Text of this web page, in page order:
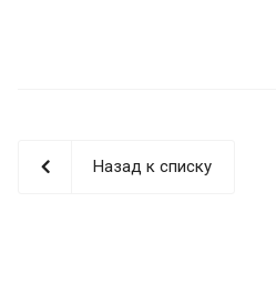
Назад к списку